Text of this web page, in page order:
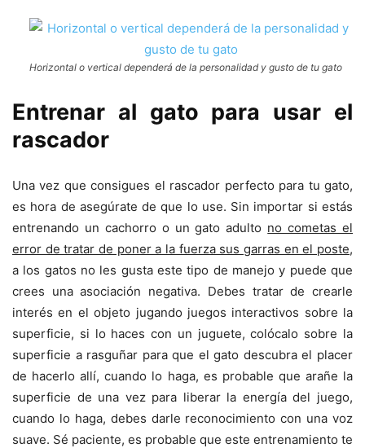
Horizontal o vertical dependerá de la personalidad y gusto de tu gato
Entrenar al gato para usar el
rascador
Una vez que consigues el rascador perfecto para tu gato,
es hora de asegúrate de que lo use. Sin importar si estás
entrenando un cachorro o un gato adulto no cometas el
error de tratar de poner a la fuerza sus garras en el poste,
a los gatos no les gusta este tipo de manejo y puede que
crees una asociación negativa. Debes tratar de crearle
interés en el objeto jugando juegos interactivos sobre la
superficie, si lo haces con un juguete, colócalo sobre la
superficie a rasguñar para que el gato descubra el placer
de hacerlo allí, cuando lo haga, es probable que arañe la
superficie de una vez para liberar la energía del juego,
cuando lo haga, debes darle reconocimiento con una voz
suave. Sé paciente, es probable que este entrenamiento te